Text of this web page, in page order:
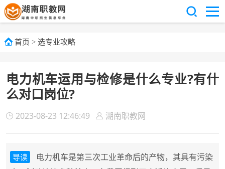
首页 > 选专业攻略
电力机车运用与检修是什么专业?有什
么对口岗位?
2023-08-23 12:46:49 湖南职教网
导读
电力机车是第三次工业革命后的产物，其具有污染